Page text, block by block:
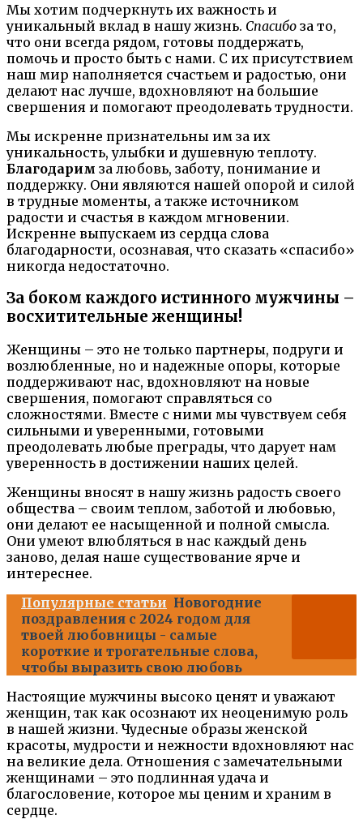
Мы хотим подчеркнуть их важность и
уникальный вклад в нашу жизнь. Спасибо за то,
что они всегда рядом, готовы поддержать,
помочь и просто быть с нами. С их присутствием
наш мир наполняется счастьем и радостью, они
делают нас лучше, вдохновляют на большие
свершения и помогают преодолевать трудности.
Мы искренне признательны им за их
уникальность, улыбки и душевную теплоту.
Благодарим за любовь, заботу, понимание и
поддержку. Они являются нашей опорой и силой
в трудные моменты, а также источником
радости и счастья в каждом мгновении.
Искренне выпускаем из сердца слова
благодарности, осознавая, что сказать «спасибо»
никогда недостаточно.
За боком каждого истинного мужчины –
восхитительные женщины!
Женщины – это не только партнеры, подруги и
возлюбленные, но и надежные опоры, которые
поддерживают нас, вдохновляют на новые
свершения, помогают справляться со
сложностями. Вместе с ними мы чувствуем себя
сильными и уверенными, готовыми
преодолевать любые преграды, что дарует нам
уверенность в достижении наших целей.
Женщины вносят в нашу жизнь радость своего
общества – своим теплом, заботой и любовью,
они делают ее насыщенной и полной смысла.
Они умеют влюбляться в нас каждый день
заново, делая наше существование ярче и
интереснее.
Популярные статьи Новогодние
поздравления с 2024 годом для
твоей любовницы - самые
короткие и трогательные слова,
чтобы выразить свою любовь
Настоящие мужчины высоко ценят и уважают
женщин, так как осознают их неоценимую роль
в нашей жизни. Чудесные образы женской
красоты, мудрости и нежности вдохновляют нас
на великие дела. Отношения с замечательными
женщинами – это подлинная удача и
благословение, которое мы ценим и храним в
сердце.